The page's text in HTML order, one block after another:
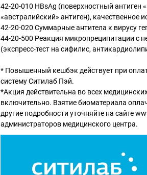
42-20-010 HBsAg (поверхностный антиген
«австралийский» антиген), качественное
42-20-020 Суммарные антитела к вирусу
44-20-500 Реакция микропреципитации с
(экспресс-тест на сифилис,
* Повышенный кешбэк действует при
систему Ситилаб Пэй.
*Акция действительна во всех
включительно. Взятие биоматериала
другие подробности уточняйте на сайте
администраторов медицинского центра.